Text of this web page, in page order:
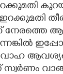
ഇറക്കുമതി
നേരത്തെ
സ്വർണം